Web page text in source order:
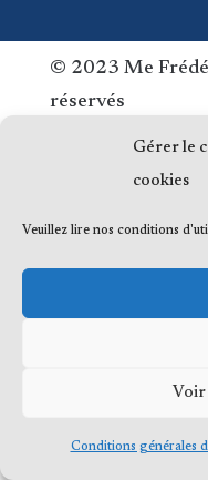
Gérer le
cookies
Veuillez lire nos conditions
Voir
Conditions générales
© 2023 Me
réservés